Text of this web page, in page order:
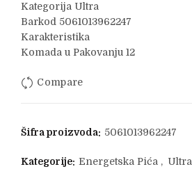
Kategorija Ultra
Barkod 5061013962247
Karakteristika
Komada u Pakovanju 12
Compare
Šifra proizvoda: 5061013962247
Kategorije: Energetska Pića , Ultra